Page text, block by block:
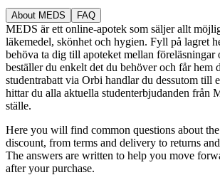
About MEDS FAQ
MEDS är ett online-apotek som säljer allt
läkemedel, skönhet och hygien. Fyll på lagret
behöva ta dig till apoteket mellan föreläsningar
beställer du enkelt det du behöver och får hem
studentrabatt via Orbi handlar du dessutom till
hittar du alla aktuella studenterbjudanden från
ställe.
Here you will find common questions about
discount, from terms and delivery to returns
The answers are written to help you move
after your purchase.